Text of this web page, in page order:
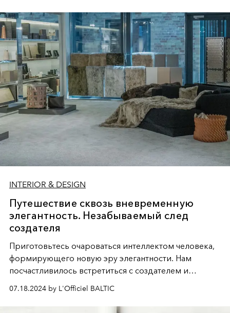
инвестируя в вечную мебель, декор и аксессуары от
Archideco.
INTERIOR & DESIGN
Путешествие сквозь вневременную
элегантность. Незабываемый след
создателя
Приготовьтесь очароваться интеллектом человека,
формирующего новую эру элегантности. Нам
посчастливилось встретиться с создателем и
дизайнером
прагматичная, яркая и зрелая философия никого не
07.18.2024 by L'Officiel BALTIC